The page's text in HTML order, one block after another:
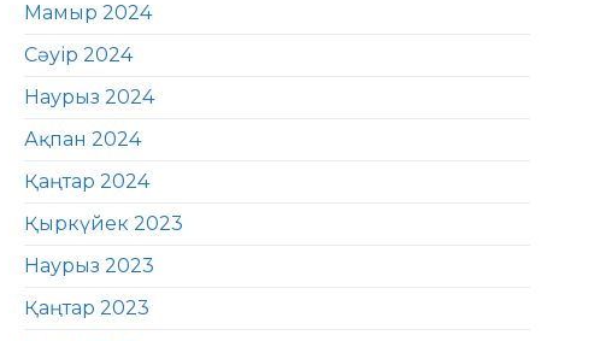
Мамыр 2024
Сәуір 2024
Наурыз 2024
Ақпан 2024
Қаңтар 2024
Қыркүйек 2023
Наурыз 2023
Қаңтар 2023